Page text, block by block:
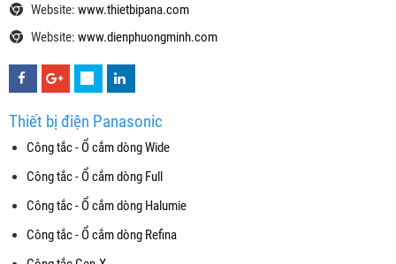
Website: www.thietbipana.com
Website: www.dienphuongminh.com
Thiết bị điện Panasonic
Công tắc - Ổ cắm dòng Wide
Công tắc - Ổ cắm dòng Full
Công tắc - Ổ cắm dòng Halumie
Công tắc - Ổ cắm dòng Refina